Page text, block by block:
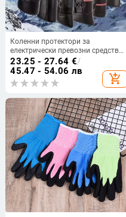
Коленни протектори за
електрически превозни средства
и мотоциклети – ветроустойчиви
и топли за каране, PU кожен
външен слой; Марка Nothing;
Налично: Ready stock; Възраст:
23.25 - 27.64 €/
45.47 - 54.06 лв
add_shopping_cart